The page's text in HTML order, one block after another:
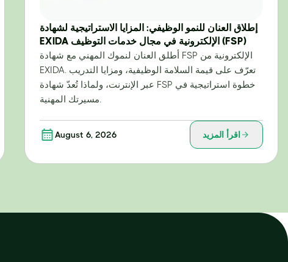
إطلاق العنان للنمو الوظيفي: المزايا الاستراتيجية لشهادة
EXIDA الإلكترونية في مجال خدمات التوظيف (FSP)
أطلق العنان لنموك المهني مع شهادة FSP الإلكترونية من
EXIDA. تعرّف على قيمة السلامة الوظيفية، ومزايا التدريب
عبر الإنترنت، ولماذا تُعدّ شهادة FSP خطوة استراتيجية في
مسيرتك المهنية.
August 6, 2026 اقرأ المزيد